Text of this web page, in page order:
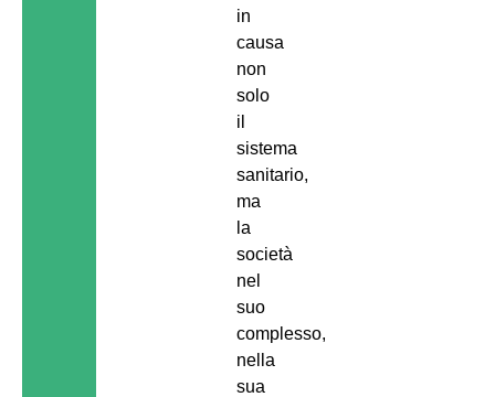
in
causa
non
solo
il
sistema
sanitario,
ma
la
società
nel
suo
complesso,
nella
sua